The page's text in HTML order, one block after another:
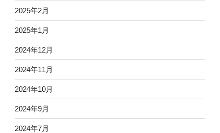
2025年2月
2025年1月
2024年12月
2024年11月
2024年10月
2024年9月
2024年7月